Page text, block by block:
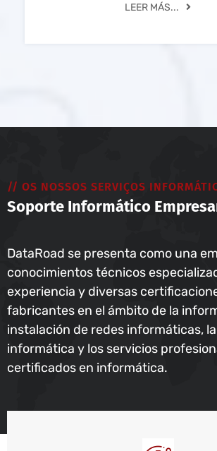
LEER MÁS...
// OS NOSSOS SERVIÇOS
Soporte Informático
DataRoad se presenta como una
conocimientos técnicos
experiencia y diversas
fabricantes en el ámbito de la
instalación de redes informáticas,
informática y los servicios
certificados en informática.